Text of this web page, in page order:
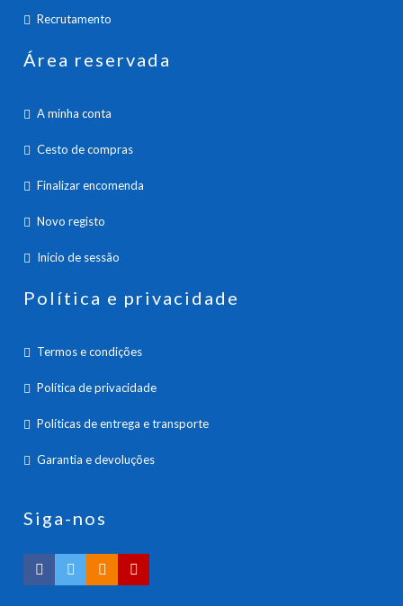
Recrutamento
Área reservada
A minha conta
Cesto de compras
Finalizar encomenda
Novo registo
Inicio de sessão
Política e privacidade
Termos e condições
Política de privacidade
Políticas de entrega e transporte
Garantia e devoluções
Siga-nos